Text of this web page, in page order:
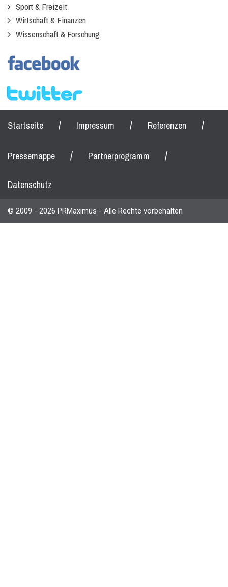
Sport & Freizeit
Wirtschaft & Finanzen
Wissenschaft & Forschung
Startseite / Impressum / Referenzen /
Pressemappe / Partnerprogramm /
Datenschutz
© 2009 - 2026 PRMaximus - Alle Rechte vorbehalten